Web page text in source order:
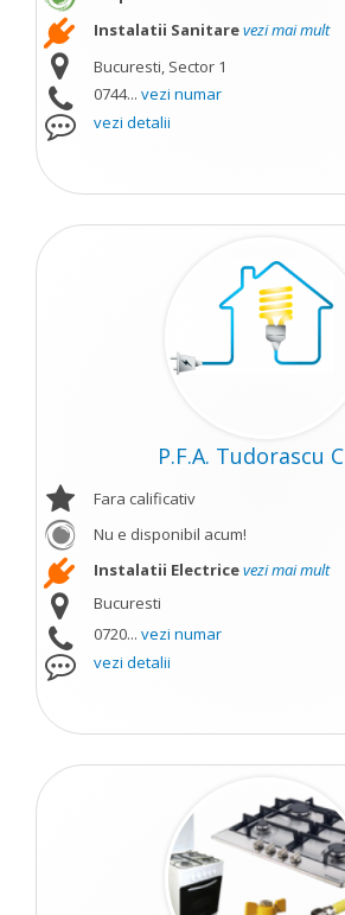
Instalatii Sanitarevezi mai mult
Bucuresti, Sector 1
0744... vezi numar
vezi detalii
P.F.A. Tudorascu
Fara calificativ
Nu e disponibil acum!
Instalatii Electricevezi mai mult
Bucuresti
0720... vezi numar
vezi detalii